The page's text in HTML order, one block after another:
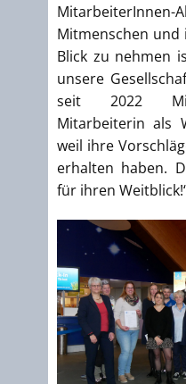
Mitmenschen und
Blick zu nehmen
unsere
seit 2022
Mitarbeiterin als
weil ihre
erhalten haben.
für ihren